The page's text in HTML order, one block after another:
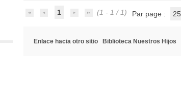
1 (1 - 1 / 1) Par page : 25
Enlace hacia otro sitio Biblioteca Nuestros Hijos